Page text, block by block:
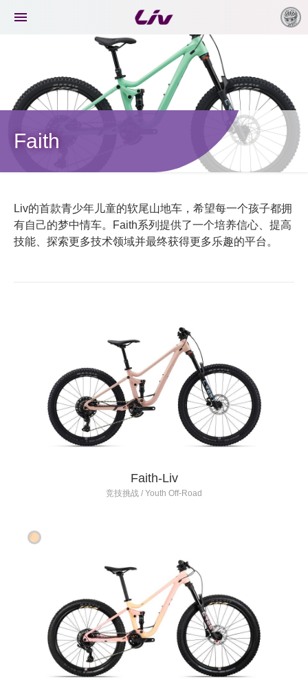

Faith
Liv的首款青少年儿童的软尾山地车，希望每一个孩子都拥
有自己的梦中情车。Faith系列提供了一个培养信心、提高
技能、探索更多技术领域并最终获得更多乐趣的平台。
Faith-Liv
竞技挑战 / Youth Off-Road